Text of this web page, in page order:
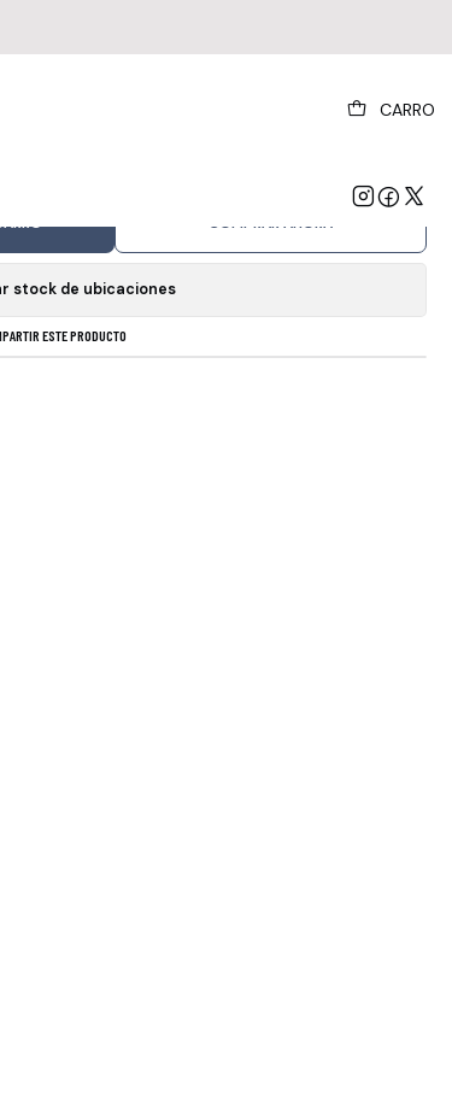
CARRO
Rock Progresivo 2021 Europa
COMPRAR AHORA
stock de ubicaciones
ESTE PRODUCTO